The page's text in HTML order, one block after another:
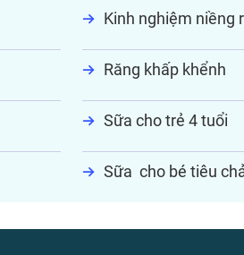
Kinh nghiệm niềng
Răng khấp khểnh
Sữa cho trẻ 4 tuổi
Sữa cho bé tiêu